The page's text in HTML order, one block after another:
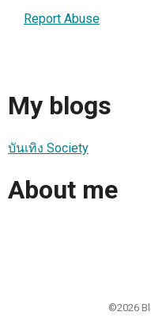
Report Abuse
My blogs
บันเทิง Society
About me
©2026